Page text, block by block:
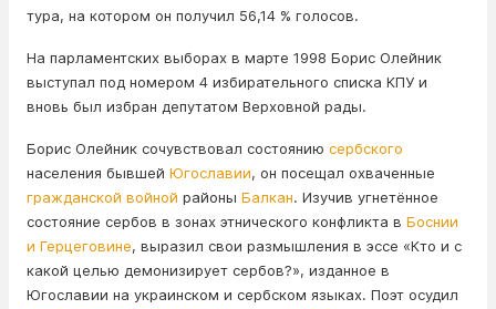
тура, на котором он получил 56,14 % голосов.
На парламентских выборах в марте 1998 Борис Олейник
выступал под номером 4 избирательного списка КПУ и
вновь был избран депутатом Верховной рады.
Борис Олейник сочувствовал состоянию сербского
населения бывшей Югославии, он посещал охваченные
гражданской войной районы Балкан. Изучив угнетённое
состояние сербов в зонах этнического конфликта в Боснии
и Герцеговине, выразил свои размышления в эссе «Кто и с
какой целью демонизирует сербов?», изданное в
Югославии на украинском и сербском языках. Поэт осудил